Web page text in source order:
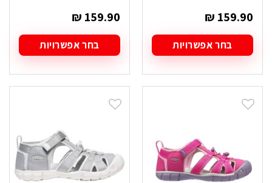
₪ 159.90
בחר אפשרויות
זה
יש
סוגים.
האפשרויות
בעמוד
המוצר
₪ 159.90
בחר אפשרויות
זה
יש
סוגים.
האפשרויות
בעמוד
המוצר